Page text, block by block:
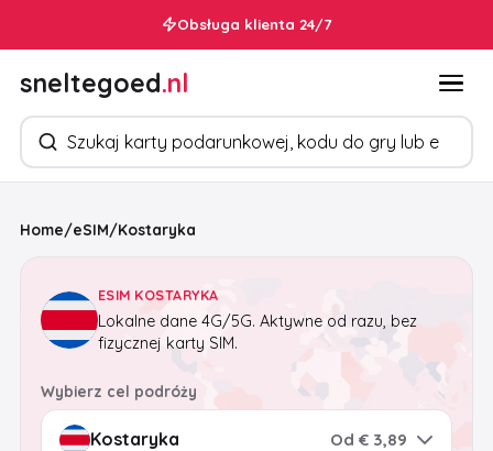
Obsługa klienta 24/7
sneltegoed.nl
Szukaj produktów
Home/eSIM/Kostaryka
ESIM KOSTARYKA
Lokalne dane 4G/5G. Aktywne od razu, bez
fizycznej karty SIM.
Wybierz cel podróży
Od € 3,89